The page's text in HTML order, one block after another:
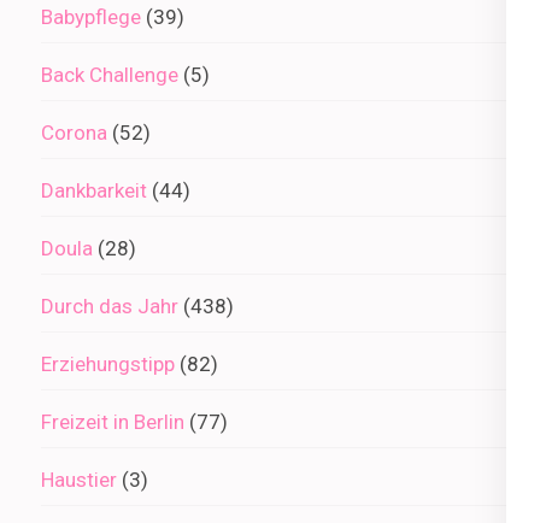
Babypflege (39)
Back Challenge (5)
Corona (52)
Dankbarkeit (44)
Doula (28)
Durch das Jahr (438)
Erziehungstipp (82)
Freizeit in Berlin (77)
Haustier (3)